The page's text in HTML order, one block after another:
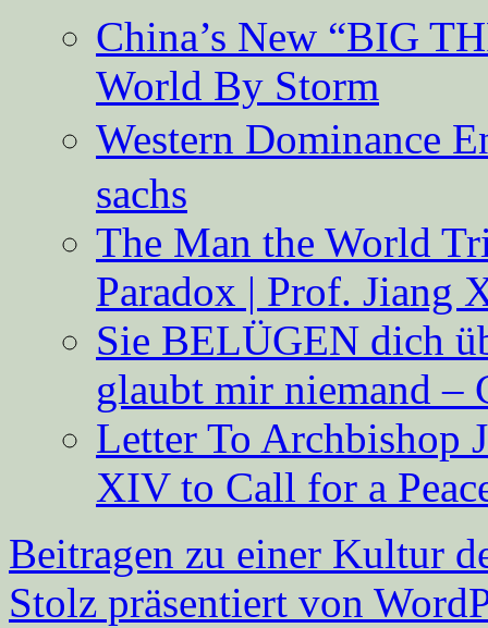
China’s New “BIG
World By Storm
Western Dominance
sachs
The Man the World
Paradox | Prof. Jiang
Sie BELÜGEN dich
glaubt mir niemand –
Letter To Archbishop
XIV to Call for a
Beitragen zu einer Kultur
Stolz präsentiert von